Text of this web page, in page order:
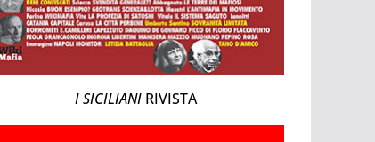
I SICILIANI RIVISTA